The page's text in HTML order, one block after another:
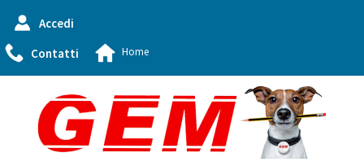
Accedi
Contatti
Home